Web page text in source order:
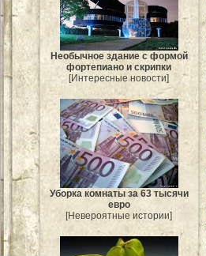
Необычное здание с формой
фортепиано и скрипки
[Интересные новости]
Уборка комнаты за 63 тысячи
евро
[Невероятные истории]